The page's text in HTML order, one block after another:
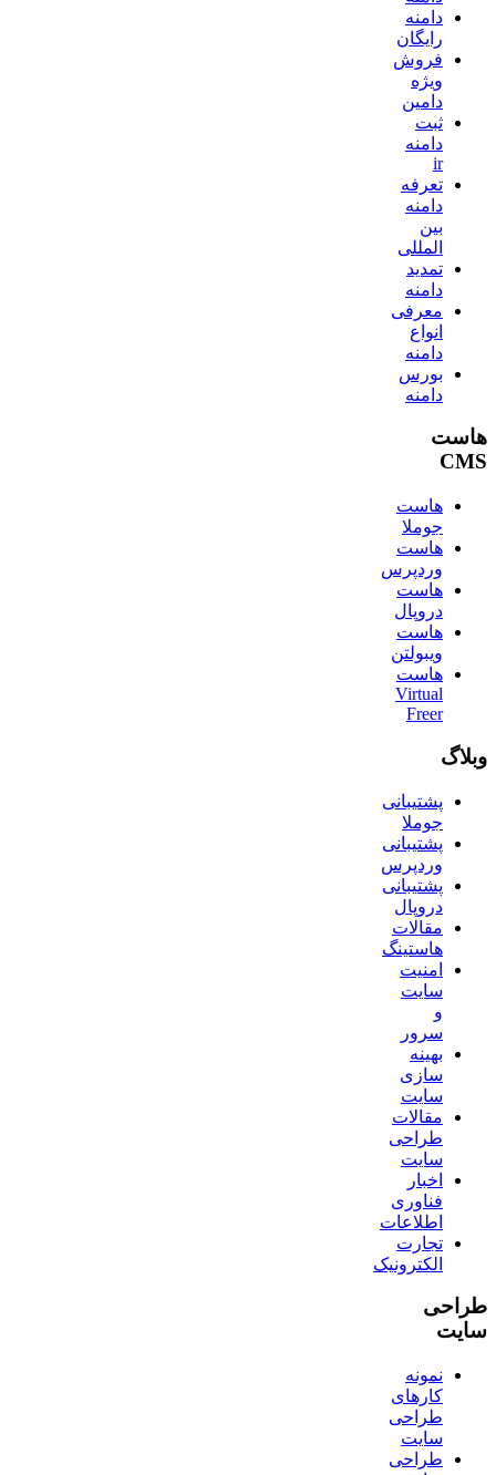
دامنه
رایگان
فروش
ویژه
دامین
ثبت
دامنه
ir
تعرفه
دامنه
بین
المللی
تمدید
دامنه
معرفی
انواع
دامنه
بورس
دامنه
هاست
CMS
هاست
جوملا
هاست
وردپرس
هاست
دروپال
هاست
ویبولتن
هاست
Virtual
Freer
وبلاگ
پشتیبانی
جوملا
پشتیبانی
وردپرس
پشتیبانی
دروپال
مقالات
هاستینگ
امنیت
سایت
و
سرور
بهینه
سازی
سایت
مقالات
طراحی
سایت
اخبار
فناوری
اطلاعات
تجارت
الکترونیک
طراحی
سایت
نمونه
کارهای
طراحی
سایت
طراحی